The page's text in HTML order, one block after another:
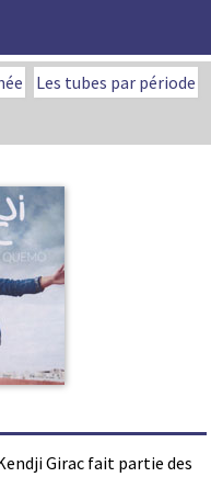
Les tubes par période
Girac fait partie des